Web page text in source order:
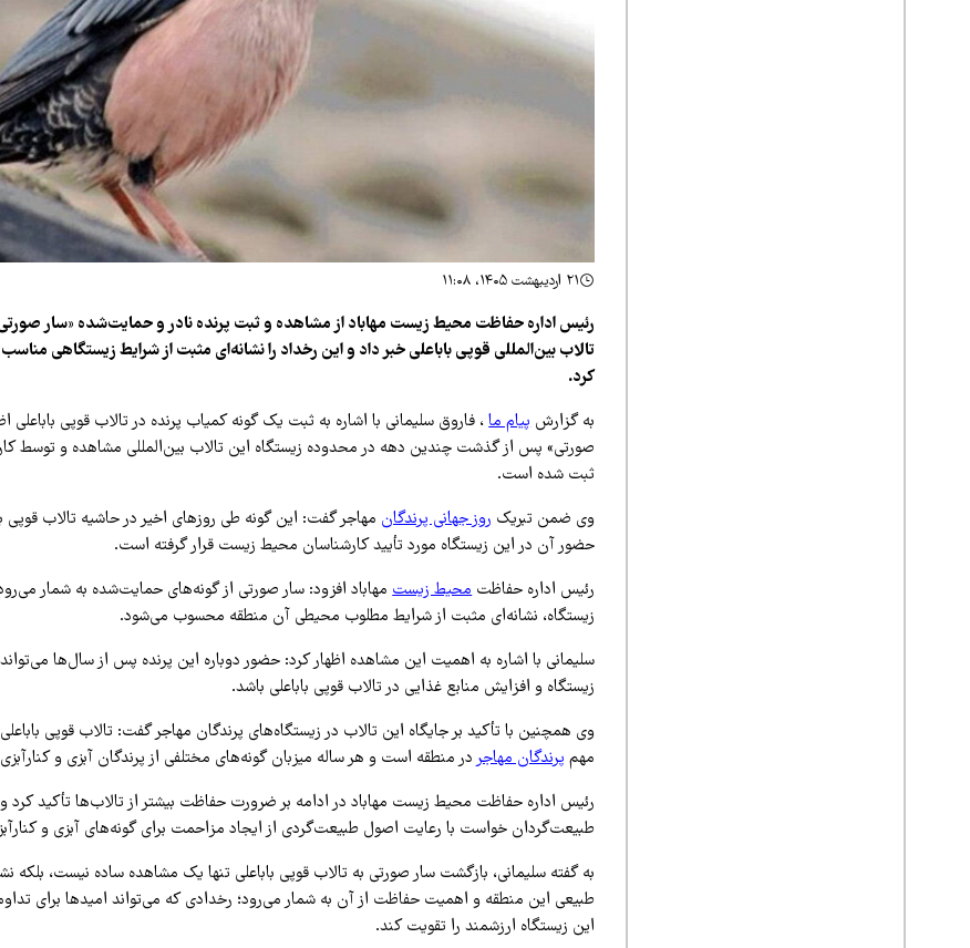
۲۱ اردیبهشت ۱۴۰۵، ۱۱:۰۸
رئیس اداره حفاظت محیط زیست مهاباد از مشاهده و ثبت پرنده نادر و حمایت‌شده «سار
تالاب بین‌المللی قوپی باباعلی خبر داد و این رخداد را نشانه‌ای مثبت از شرایط زیستگاهی
کرد.
به گزارشپیام ما، فاروق سلیمانی با اشاره به ثبت یک گونه کمیاب پرنده در تالاب قوپی باباعلی
صورتی» پس از گذشت چندین دهه در محدوده زیستگاه این تالاب بین‌المللی مشاهده و توسط
ثبت شده است.
وی ضمن تبریک روز جهانی پرندگان مهاجر گفت: این گونه طی روزهای اخیر در حاشیه تالاب قوپی
حضور آن در این زیستگاه مورد تأیید کارشناسان محیط زیست قرار گرفته است.
رئیس اداره حفاظتمحیط زیستمهاباد افزود: سار صورتی از گونه‌های حمایت‌شده به شمار
زیستگاه، نشانه‌ای مثبت از شرایط مطلوب محیطی آن منطقه محسوب می‌شود.
سلیمانی با اشاره به اهمیت این مشاهده اظهار کرد: حضور دوباره این پرنده پس از سال‌ها
زیستگاه و افزایش منابع غذایی در تالاب قوپی باباعلی باشد.
وی همچنین با تأکید بر جایگاه این تالاب در زیستگاه‌های پرندگان مهاجر گفت: تالاب قوپی
مهم پرندگان مهاجردر منطقه است و هر ساله میزبان گونه‌های مختلفی از پرندگان آبزی و
رئیس اداره حفاظت محیط زیست مهاباد در ادامه بر ضرورت حفاظت بیشتر از تالاب‌ها تأکید کرد
طبیعت‌گردان خواست با رعایت اصول طبیعت‌گردی از ایجاد مزاحمت برای گونه‌های آبزی و
به گفته سلیمانی، بازگشت سار صورتی به تالاب قوپی باباعلی تنها یک مشاهده ساده نیست، بلکه
طبیعی این منطقه و اهمیت حفاظت از آن به شمار می‌رود؛ رخدادی که می‌تواند امیدها برای
این زیستگاه ارزشمند را تقویت کند.